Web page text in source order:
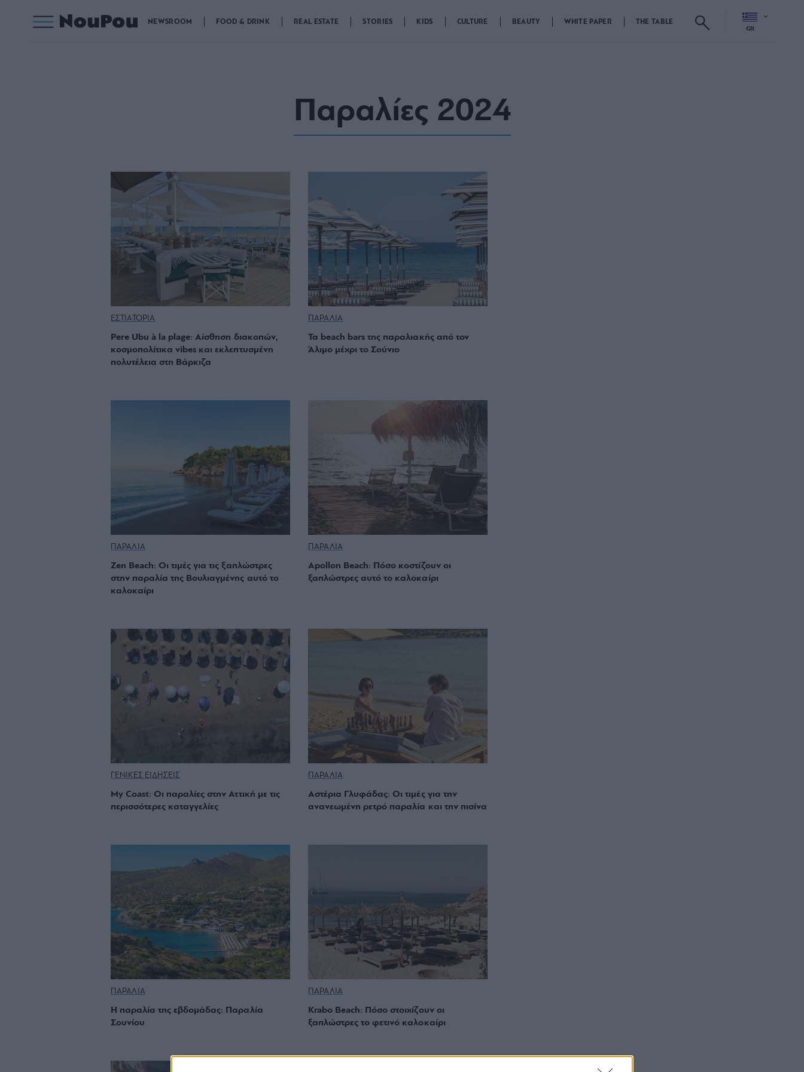
NEWSROOM FOOD & DRINK REAL ESTATE STORIES KIDS CULTURE BEAUTY WHITE PAPER THE TABLE
GR
Παραλίες 2024
ΕΣΤΙΑΤΟΡΙΑ
Pere Ubu à la plage: Αίσθηση διακοπών,
κοσμοπολίτικα vibes και εκλεπτυσμένη
πολυτέλεια στη Βάρκιζα
ΠΑΡΑΛΙΑ
Τα beach bars της παραλιακής από τον
Άλιμο μέχρι το Σούνιο
ΠΑΡΑΛΙΑ
Zen Beach: Οι τιμές για τις ξαπλώστρες
στην παραλία της Βουλιαγμένης αυτό το
καλοκαίρι
ΠΑΡΑΛΙΑ
Apollon Beach: Πόσο κοστίζουν οι
ξαπλώστρες αυτό το καλοκαίρι
ΓΕΝΙΚΕΣ ΕΙΔΗΣΕΙΣ
My Coast: Οι παραλίες στην Αττική με τις
περισσότερες καταγγελίες
ΠΑΡΑΛΙΑ
Αστέρια Γλυφάδας: Οι τιμές για την
ανανεωμένη ρετρό παραλία και την πισίνα
ΠΑΡΑΛΙΑ
Η παραλία της εβδομάδας: Παραλία
Σουνίου
ΠΑΡΑΛΙΑ
Krabo Beach: Πόσο στοιχίζουν οι
ξαπλώστρες το φετινό καλοκαίρι